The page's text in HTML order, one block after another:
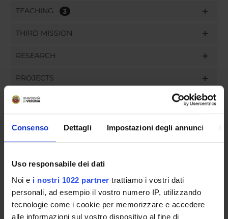
Consenso Dettagli Impostazioni degli annunci
Uso responsabile dei dati
Noi e i nostri 1022 partner trattiamo i vostri dati
personali, ad esempio il vostro numero IP, utilizzando
tecnologie come i cookie per memorizzare e accedere
alle informazioni sul vostro dispositivo al fine di
TEACHING 3
THIRD MISSION
RESEARCH
PROJECTS
PUBLICATIONS
ASSIGNMENTS
ORGANISATION
GOVERNANCE